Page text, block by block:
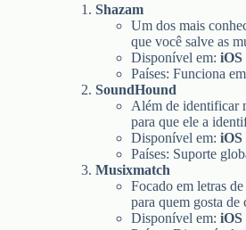
Shazam
Um dos mais
que você salve as
Disponível em:iOS
Países: Funciona
SoundHound
Além de identificar
para que ele a
Disponível em:iOS
Países: Suporte
Musixmatch
Focado em letras
para quem gosta de
Disponível em:iOS